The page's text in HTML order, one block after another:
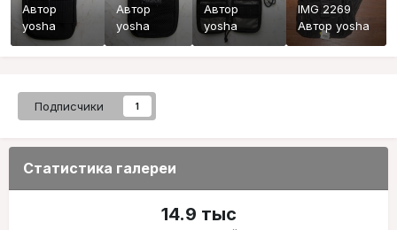
Автор
yosha
Автор
yosha
Автор
yosha
IMG 2269
Автор yosha
Подписчики 1
Статистика галереи
14.9 тыс